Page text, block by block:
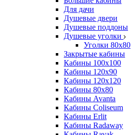
Для дачи
Душевые двери
Душевые поддоны
Душевые уголки
Уголки 80х80
Закрытые кабины
Кабины 100x100
Кабины 120x90
Кабины 120х120
Кабины 80х80
Кабины Avanta
Кабины Coliseum
Кабины Erlit
Кабины Radaway